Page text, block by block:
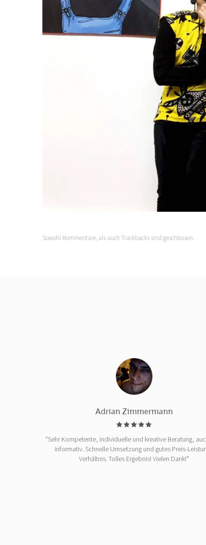
Sowohl Kommentare, als auch Trackbacks sind geschlossen.
Adrian Zimmermann
"Sehr Kompetente, individuelle und kreative Beratung,
informativ. Schnelle Umsetzung und gutes Preis-
Verhältnis. Tolles Ergebnis! Vielen Dank!"